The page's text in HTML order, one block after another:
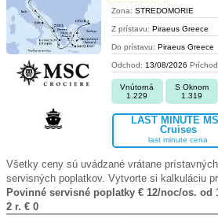
Zona: STREDOMORIE
Z prístavu: Piraeus Greece
Do prístavu: Piraeus Greece
Odchod: 13/08/2026
Vnútorná
1.229
S Oknom
1.319
LAST MINUTE
Cruises
last minute cena
Všetky ceny sú uvádzané vrátane
servisných poplatkov. Vytvorte si kalkuláciu
Povinné servisné poplatky € 12/noc/os. od
2 r. € 0